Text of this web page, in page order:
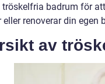
tröskelfria badrum för
eller renoverar din egen
av